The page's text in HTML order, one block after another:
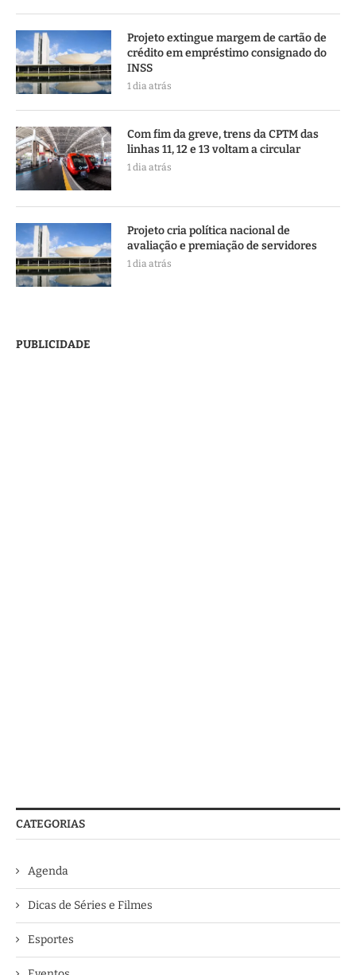
Projeto extingue margem de cartão de
crédito em empréstimo consignado do
INSS
1 dia atrás
Com fim da greve, trens da CPTM das
linhas 11, 12 e 13 voltam a circular
1 dia atrás
Projeto cria política nacional de
avaliação e premiação de servidores
1 dia atrás
PUBLICIDADE
CATEGORIAS
Agenda
Dicas de Séries e Filmes
Esportes